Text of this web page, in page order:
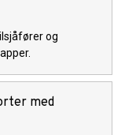
og
med